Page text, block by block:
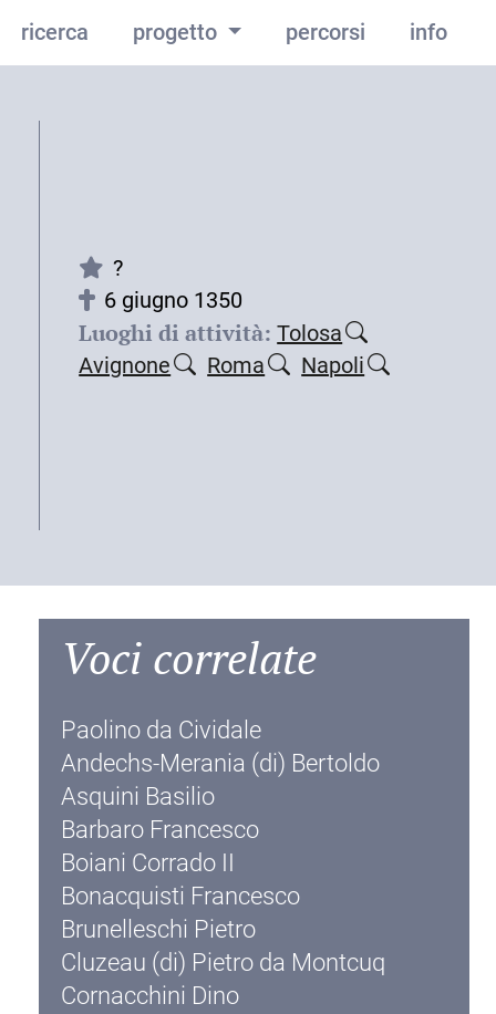
ricerca progetto percorsi info
?
6 giugno 1350
Luoghi di attività: Tolosa
Avignone
Roma Napoli
Voci correlate
Paolino da Cividale
Andechs-Merania (di) Bertoldo
Asquini Basilio
Barbaro Francesco
Boiani Corrado II
Bonacquisti Francesco
Brunelleschi Pietro
Cluzeau (di) Pietro da Montcuq
Cornacchini Dino